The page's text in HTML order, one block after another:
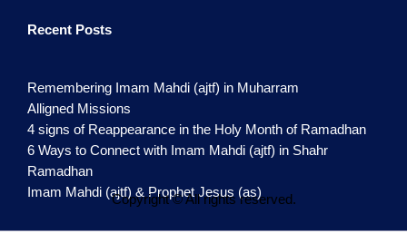
Recent Posts
Remembering Imam Mahdi (ajtf) in Muharram
Alligned Missions
4 signs of Reappearance in the Holy Month of Ramadhan
6 Ways to Connect with Imam Mahdi (ajtf) in Shahr
Ramadhan
Imam Mahdi (ajtf) & Prophet Jesus (as)
Copyright © All rights reserved.